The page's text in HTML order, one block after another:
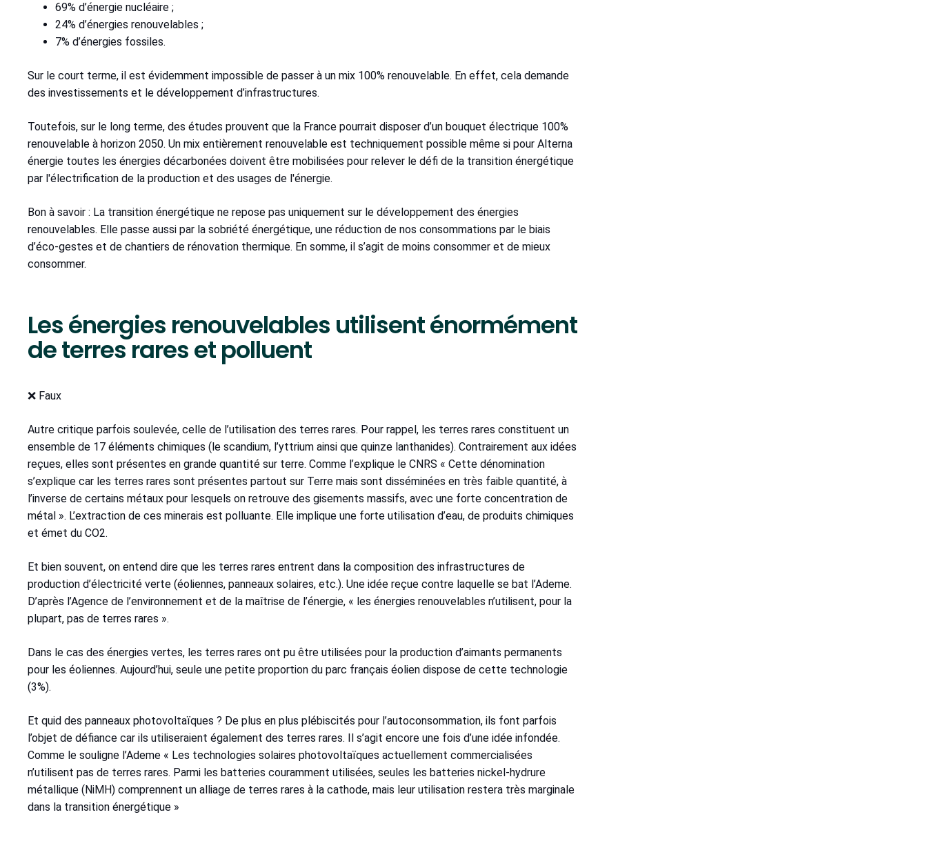
69% d’énergie nucléaire ;
24% d’énergies renouvelables ;
7% d’énergies fossiles.
Sur le court terme, il est évidemment impossible de passer à un mix 100% renouvelable. En effet, cela demande
des investissements et le développement d’infrastructures.
Toutefois, sur le long terme, des études prouvent que la France pourrait disposer d’un bouquet électrique 100%
renouvelable à horizon 2050. Un mix entièrement renouvelable est techniquement possible même si pour Alterna
énergie toutes les énergies décarbonées doivent être mobilisées pour relever le défi de la transition énergétique
par l'électrification de la production et des usages de l'énergie.
Bon à savoir : La transition énergétique ne repose pas uniquement sur le développement des énergies
renouvelables. Elle passe aussi par la sobriété énergétique, une réduction de nos consommations par le biais
d’éco-gestes et de chantiers de rénovation thermique. En somme, il s’agit de moins consommer et de mieux
consommer.
Les énergies renouvelables utilisent énormément
de terres rares et polluent
❌ Faux
Autre critique parfois soulevée, celle de l’utilisation des terres rares. Pour rappel, les terres rares constituent un
ensemble de 17 éléments chimiques (le scandium, l’yttrium ainsi que quinze lanthanides). Contrairement aux idées
reçues, elles sont présentes en grande quantité sur terre. Comme l’explique le CNRS « Cette dénomination
s’explique car les terres rares sont présentes partout sur Terre mais sont disséminées en très faible quantité, à
l’inverse de certains métaux pour lesquels on retrouve des gisements massifs, avec une forte concentration de
métal ». L’extraction de ces minerais est polluante. Elle implique une forte utilisation d’eau, de produits chimiques
et émet du CO2.
Et bien souvent, on entend dire que les terres rares entrent dans la composition des infrastructures de
production d’électricité verte (éoliennes, panneaux solaires, etc.). Une idée reçue contre laquelle se bat l’Ademe.
D’après l’Agence de l’environnement et de la maîtrise de l’énergie, « les énergies renouvelables n’utilisent, pour la
plupart, pas de terres rares ».
Dans le cas des énergies vertes, les terres rares ont pu être utilisées pour la production d’aimants permanents
pour les éoliennes. Aujourd’hui, seule une petite proportion du parc français éolien dispose de cette technologie
(3%).
Et quid des panneaux photovoltaïques ? De plus en plus plébiscités pour l’autoconsommation, ils font parfois
l’objet de défiance car ils utiliseraient également des terres rares. Il s’agit encore une fois d’une idée infondée.
Comme le souligne l’Ademe « Les technologies solaires photovoltaïques actuellement commercialisées
n’utilisent pas de terres rares. Parmi les batteries couramment utilisées, seules les batteries nickel-hydrure
métallique (NiMH) comprennent un alliage de terres rares à la cathode, mais leur utilisation restera très marginale
dans la transition énergétique »